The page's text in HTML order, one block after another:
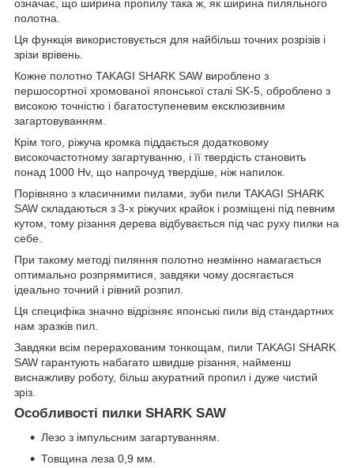
означає, що ширина пропилу така ж, як ширина пиляльного
полотна.
Ця функція використовується для найбільш точних розрізів і
зрізи врівень.
Кожне полотно TAKAGI SHARK SAW вироблено з
першосортної хромованої японської сталі SK-5, оброблено з
високою точністю і багатоступеневим ексклюзивним
загартовуванням.
Крім того, ріжуча кромка піддається додатковому
високочастотному загартуванню, і її твердість становить
понад 1000 Hv, що напрочуд твердіше, ніж напилок.
Порівняно з класичними пилами, зуби пили TAKAGI SHARK
SAW складаються з 3-х ріжучих крайок і розміщені під певним
кутом, тому різання дерева відбувається під час руху пилки на
себе.
При такому методі пиляння полотно незмінно намагається
оптимально розпрямитися, завдяки чому досягається
ідеально точний і рівний розпил.
Ця специфіка значно відрізняє японські пили від стандартних
нам зразків пил.
Завдяки всім перерахованим тонкощам, пили TAKAGI SHARK
SAW гарантують набагато швидше різання, найменш
виснажливу роботу, більш акуратний пропил і дуже чистий
зріз.
Особливості пилки SHARK SAW
Лезо з імпульсним загартуванням.
Товщина леза 0,9 мм.